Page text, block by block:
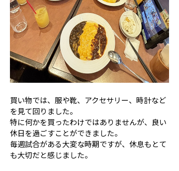
買い物では、服や靴、アクセサリー、時計など
を見て回りました。
特に何かを買ったわけではありませんが、良い
休日を過ごすことができました。
毎週試合がある大変な時期ですが、休息もとて
も大切だと感じました。